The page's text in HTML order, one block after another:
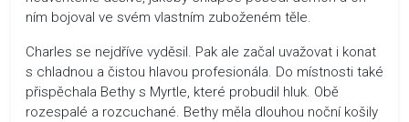
ním bojoval ve svém vlastním zuboženém těle.
Charles se nejdříve vyděsil. Pak ale začal uvažovat i konat
s chladnou a čistou hlavou profesionála. Do místnosti také
přispěchala Bethy s Myrtle, které probudil hluk. Obě
rozespalé a rozcuchané. Bethy měla dlouhou noční košily